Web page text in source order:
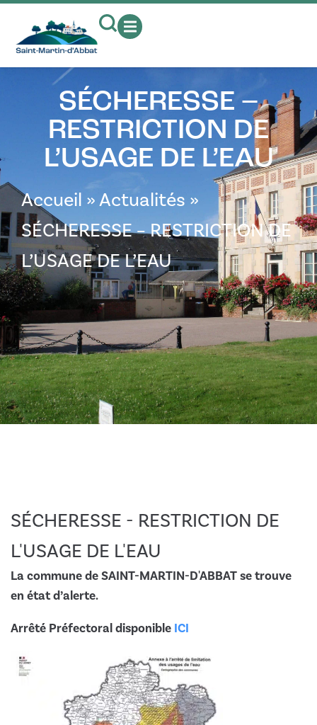
SÉCHERESSE –
RESTRICTION DE
L’USAGE DE L’EAU
Accueil »Actualités »
SÉCHERESSE – RESTRICTION DE
L’USAGE DE L’EAU
SÉCHERESSE - RESTRICTION DE
L'USAGE DE L'EAU
La commune de SAINT-MARTIN-D'ABBAT se trouve
en état d’alerte.
Arrêté Préfectoral disponible ICI